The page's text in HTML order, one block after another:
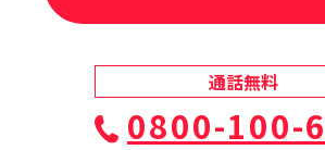
通話無料
0800-100-